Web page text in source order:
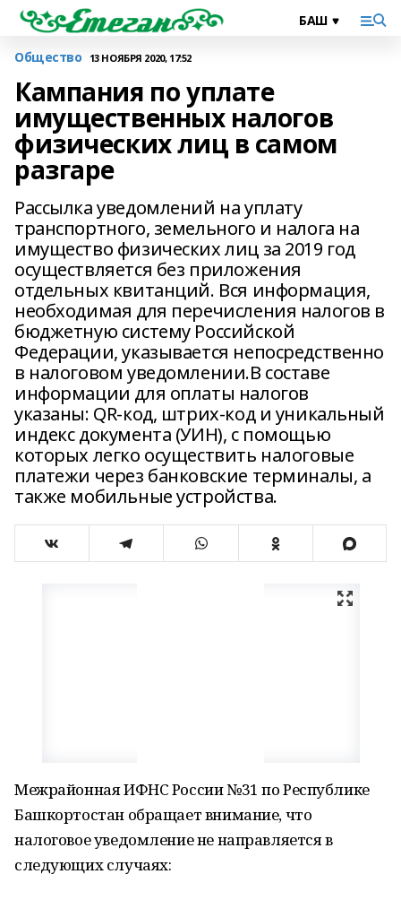
Общество 13 НОЯБРЯ 2020, 17:52
Кампания по уплате
имущественных налогов
физических лиц в самом
разгаре
Рассылка уведомлений на уплату
транспортного, земельного и налога на
имущество физических лиц за 2019 год
осуществляется без приложения
отдельных квитанций. Вся информация,
необходимая для перечисления налогов в
бюджетную систему Российской
Федерации, указывается непосредственно
в налоговом уведомлении.В составе
информации для оплаты налогов
указаны: QR-код, штрих-код и уникальный
индекс документа (УИН), с помощью
которых легко осуществить налоговые
платежи через банковские терминалы, а
также мобильные устройства.
Межрайонная ИФНС России №31 по Республике
Башкортостан обращает внимание, что
налоговое уведомление не направляется в
следующих случаях: